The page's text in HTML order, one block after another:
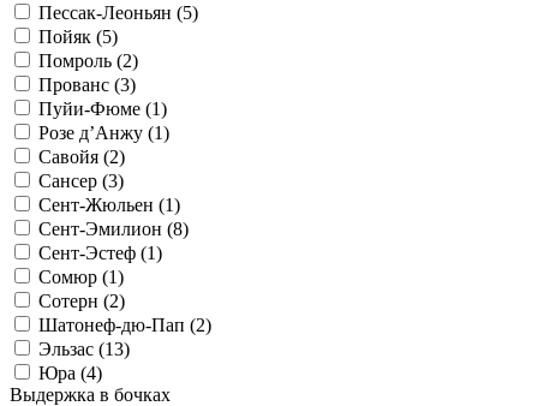
Пессак-Леоньян (5)
Пойяк (5)
Помроль (2)
Прованс (3)
Пуйи-Фюме (1)
Розе д’Анжу (1)
Савойя (2)
Сансер (3)
Сент-Жюльен (1)
Сент-Эмилион (8)
Сент-Эстеф (1)
Сомюр (1)
Сотерн (2)
Шатонеф-дю-Пап (2)
Эльзас (13)
Юра (4)
Выдержка в бочках